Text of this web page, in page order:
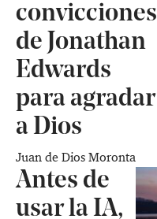
convicciones
de Jonathan
Edwards
para agradar
a Dios
Juan de Dios Moronta
Antes de
usar la IA,